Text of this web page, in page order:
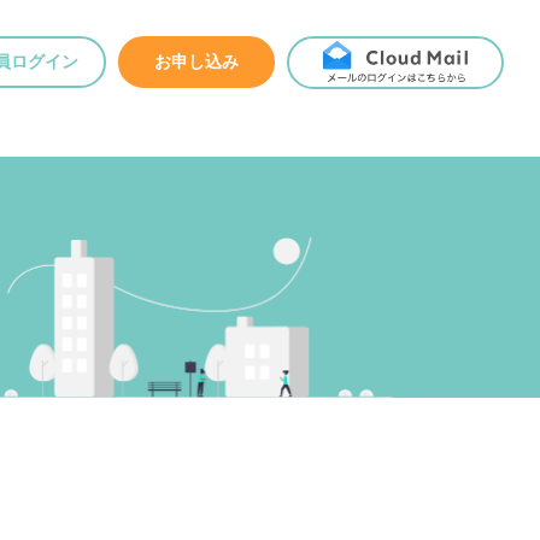
ログイン お申し込み